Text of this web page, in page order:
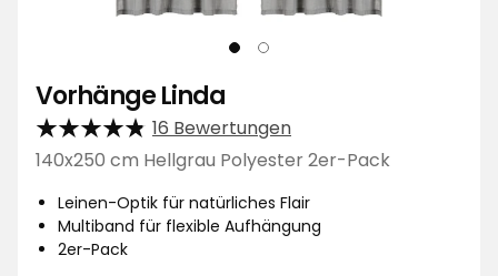
Vorhänge Linda
16 Bewertungen
140x250 cm Hellgrau Polyester 2er-Pack
Leinen-Optik für natürliches Flair
Multiband für flexible Aufhängung
2er-Pack